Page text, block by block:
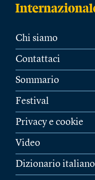
Chi siamo
Contattaci
Sommario
Festival
Privacy e cookie
Video
Dizionario italiano